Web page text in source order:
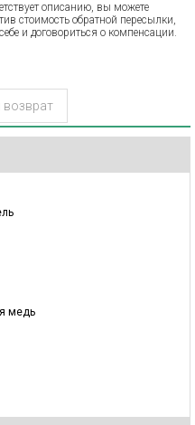
описанию, вы можете
стоимость обратной пересылки,
и договориться о компенсации.
возврат
медь